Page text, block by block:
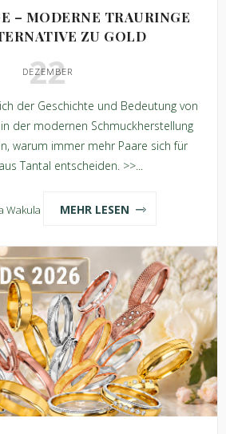
– MODERNE TRAURINGE
ZU GOLD
22
DEZEMBER
der Geschichte und Bedeutung von
der modernen Schmuckherstellung
warum immer mehr Paare sich für
Tantal entscheiden. >>...
Wakula MEHR LESEN